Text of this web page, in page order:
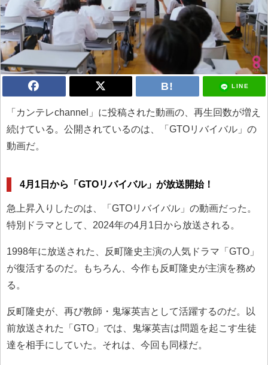
LINE
「カンテレchannel」に投稿された動画の、再生回数が増え
続けている。公開されているのは、「GTOリバイバル」の
動画だ。
4月1日から「GTOリバイバル」が放送開始！
急上昇入りしたのは、「GTOリバイバル」の動画だった。
特別ドラマとして、2024年の4月1日から放送される。
1998年に放送された、反町隆史主演の人気ドラマ「GTO」
が復活するのだ。もちろん、今作も反町隆史が主演を務め
る。
反町隆史が、再び教師・鬼塚英吉として活躍するのだ。以
前放送された「GTO」では、鬼塚英吉は問題を起こす生徒
達を相手にしていた。それは、今回も同様だ。